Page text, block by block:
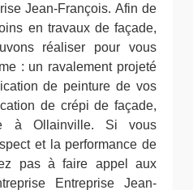
Jean-François. Afin de
en travaux de façade,
réaliser pour vous
: un ravalement projeté
de peinture de vos
de crépi de façade,
à Ollainville. Si vous
et la performance de
pas à faire appel aux
Entreprise Jean-